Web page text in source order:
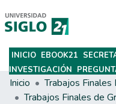
Subir
INICIO EBOOK21
INVESTIGACIÓN
Inicio
Trabajos Finales de